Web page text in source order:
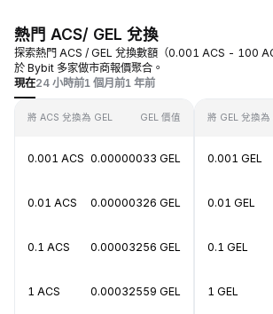
熱門 ACS/ GEL 兌換
探索熱門 ACS / GEL 兌換數額（0.001 ACS - 100
於 Bybit 多家做市商報價聚合。
現在24 小時前1 個月前1 年前
將 ACS 兌換為 GEL GEL 價值
0.001 ACS 0.00000033 GEL
0.01 ACS 0.00000326 GEL
0.1 ACS 0.00003256 GEL
1 ACS 0.00032559 GEL
將 GEL 兌換為
0.001 GEL
0.01 GEL
0.1 GEL
1 GEL